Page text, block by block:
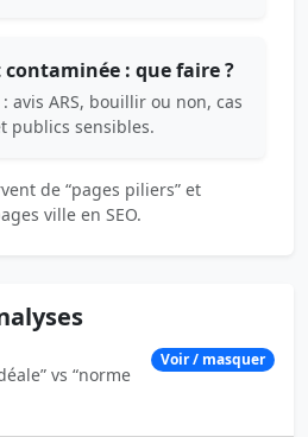
: que faire ?
avis ARS, bouillir ou non, cas
publics sensibles.
de “pages piliers” et
ville en SEO.
vs “norme
Voir / masquer